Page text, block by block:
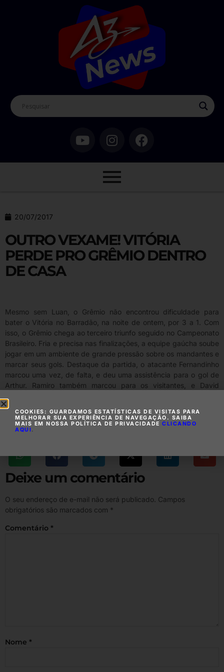
20/07/2017
OUTRO VEXAME! VITÓRIA
PERDE PRO GRÊMIO DENTRO
DE CASA
Mesmo sem Luan, o Grêmio não encontrou dificuldade para
bater o Vitória no Barradão, na noite de ontem, por 3 a 1. Com
isso, o Grêmio chega ao terceiro triunfo seguido no Campeonato
Brasileiro. Fria e precisa nas finalizações, a equipe gaúcha soube
jogar em um ambiente de grande pressão sobre os mandantes e
marcar seus gols. Destaque da partida, o atacante Fernandinho
marcou uma vez, de falta, e deu uma assistência para o gol de
Arthur. Ramiro também marcou para os visitantes, e David
Deixe um comentário
O seu endereço de e-mail não será publicado. Campos
obrigatórios são marcados com *
Comentário *
Nome *
COOKIES: GUARDAMOS ESTATÍSTICAS DE VISITAS PARA
MELHORAR SUA EXPERIÊNCIA DE NAVEGAÇÃO. SAIBA
MAIS EM NOSSA POLÍTICA DE PRIVACIDADE CLICANDO
AQUI.